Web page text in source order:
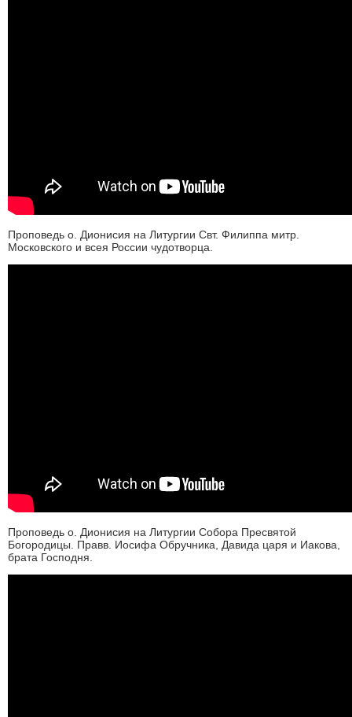
Проповедь о. Дионисия на Литургии Свт. Филиппа митр.
Московского и всея России чудотворца.
Проповедь о. Дионисия на Литургии Собора Пресвятой
Богородицы. Правв. Иосифа Обручника, Давида царя и Иакова,
брата Господня.